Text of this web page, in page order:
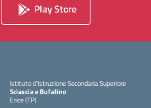
Play Store
Istituto d'Istruzione Secondaria Superiore
Sciascia e Bufalino
Erice (TP)